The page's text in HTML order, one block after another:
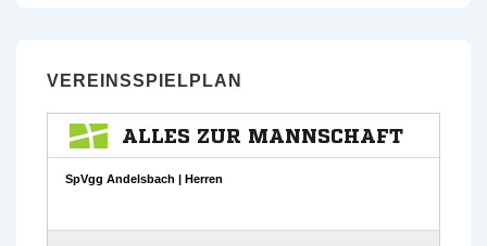
VEREINSSPIELPLAN